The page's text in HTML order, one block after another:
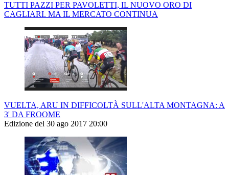
TUTTI PAZZI PER PAVOLETTI, IL NUOVO ORO DI
CAGLIARI. MA IL MERCATO CONTINUA
VUELTA, ARU IN DIFFICOLTÀ SULL'ALTA MONTAGNA: A
3' DA FROOME
Edizione del 30 ago 2017 20:00